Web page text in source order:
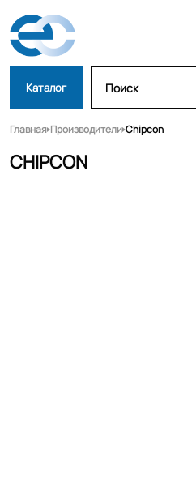
Каталог
Главная Производители Chipcon
CHIPCON